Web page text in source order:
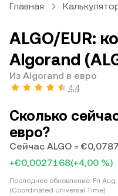
Главная
ALGO/EUR:
Algorand
Из Algorand в евро
4,4
Сколько
евро?
Сейчас ALGO =
+€0,0027168(+4,00 %)
Последнее обновление: Fri Aug
(Coordinated Universal Time)